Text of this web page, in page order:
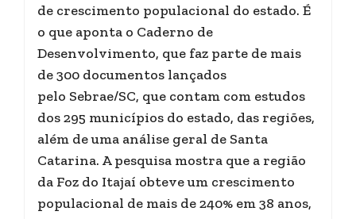
de crescimento populacional do estado. É
o que aponta o Caderno de
Desenvolvimento, que faz parte de mais
de 300 documentos lançados
pelo Sebrae/SC, que contam com estudos
dos 295 municípios do estado, das regiões,
além de uma análise geral de Santa
Catarina. A pesquisa mostra que a região
da Foz do Itajaí obteve um crescimento
populacional de mais de 240% em 38 anos,